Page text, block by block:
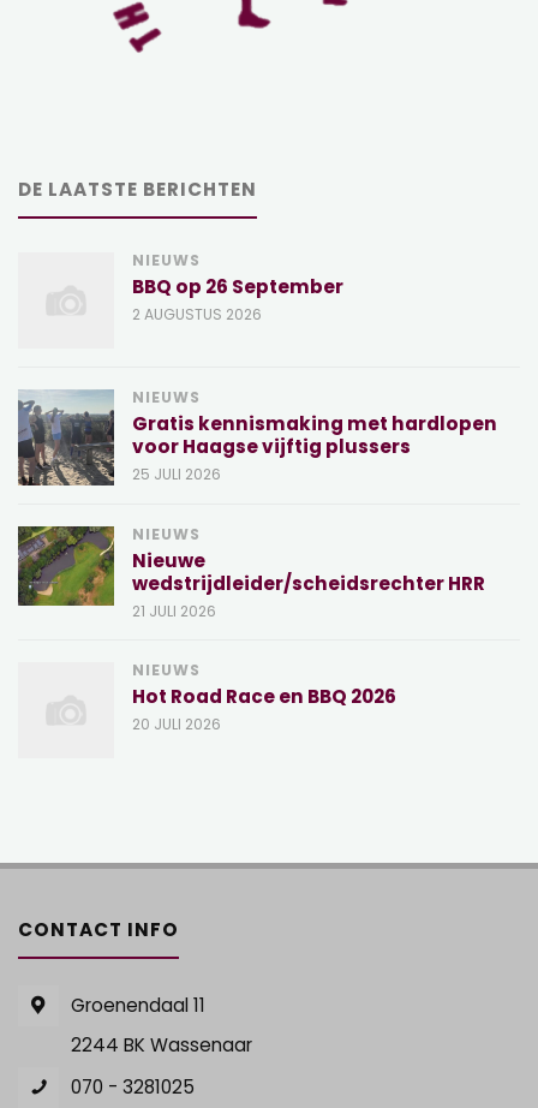
DE LAATSTE BERICHTEN
NIEUWS
BBQ op 26 September
2 AUGUSTUS 2026
NIEUWS
Gratis kennismaking met hardlopen
voor Haagse vijftig plussers
25 JULI 2026
NIEUWS
Nieuwe
wedstrijdleider/scheidsrechter HRR
21 JULI 2026
NIEUWS
Hot Road Race en BBQ 2026
20 JULI 2026
CONTACT INFO
Groenendaal 11
2244 BK Wassenaar
070 - 3281025